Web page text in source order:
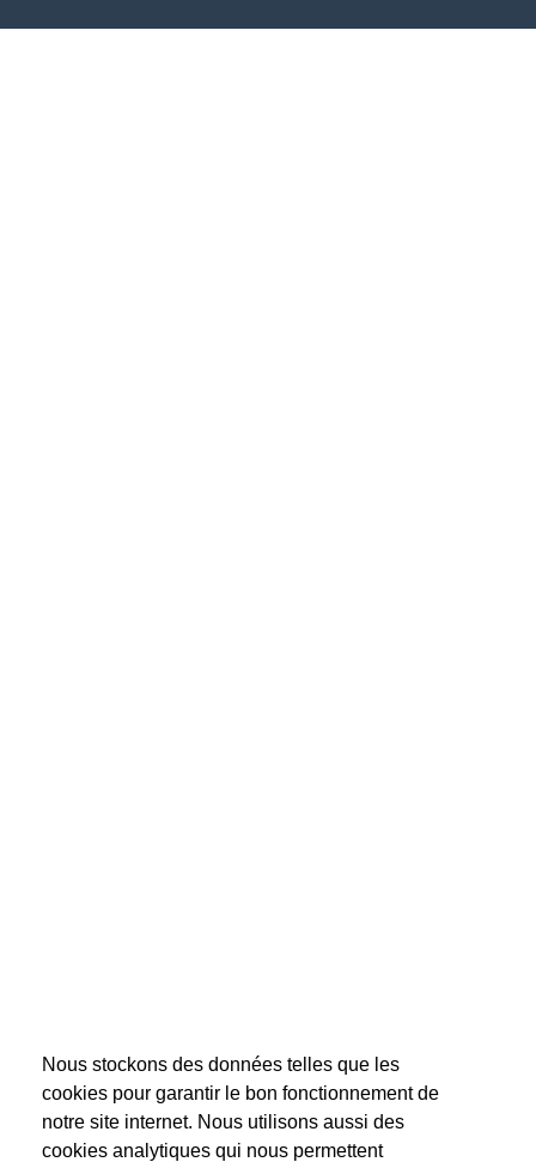
Nous stockons des données telles que les
cookies pour garantir le bon fonctionnement de
notre site internet. Nous utilisons aussi des
cookies analytiques qui nous permettent